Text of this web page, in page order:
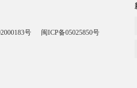
号 闽ICP备05025850号